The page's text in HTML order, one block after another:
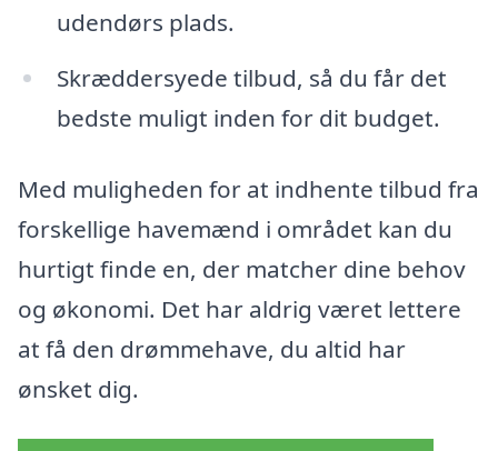
udendørs plads.
Skræddersyede tilbud, så du får det
bedste muligt inden for dit budget.
Med muligheden for at indhente tilbud fra
forskellige havemænd i området kan du
hurtigt finde en, der matcher dine behov
og økonomi. Det har aldrig været lettere
at få den drømmehave, du altid har
ønsket dig.